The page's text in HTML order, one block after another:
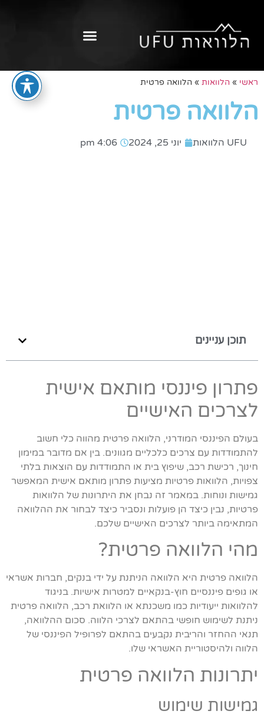
ראשי » הלוואות » הלוואה פרטית
הלוואה פרטית
UFU הלוואות יוני 25, 2024 4:06 pm
תוכן עניינים
פתרון פיננסי מותאם אישית
לצרכים האישיים
בעולם הפיננסי המודרני, הלוואה פרטית מהווה כלי חשוב
להתמודדות עם צרכים כלכליים מגוונים. בין אם מדובר במימון
חינוך, רכישת רכב, שיפוץ בית או התמודדות עם הוצאות בלתי
צפויות, הלוואות פרטיות מציעות פתרון מותאם אישית המאפשר
גמישות ונוחות. במאמר זה נבחן את היתרונות של הלוואות
פרטיות, נבין כיצד הן פועלות ונסביר כיצד לבחור את ההלוואה
המתאימה ביותר לצרכים האישיים שלכם.
מהי הלוואה פרטית?
הלוואה פרטית היא הלוואה הניתנת על ידי בנקים, חברות אשראי
או גופים פיננסיים חוץ-בנקאיים למטרות אישיות. בניגוד
להלוואות ייעודיות כמו משכנתא או הלוואת רכב, הלוואה פרטית
ניתנת לשימוש חופשי בהתאם לצרכי הלווה. סכום ההלוואה,
תנאי ההחזר והריבית נקבעים בהתאם לפרופיל הפיננסי של
הלווה ולהיסטוריית האשראי שלו.
יתרונות הלוואה פרטית
גמישות שימוש